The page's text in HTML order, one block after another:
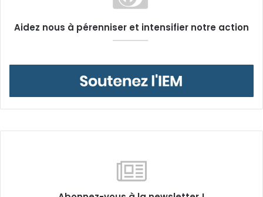
Aidez nous à pérenniser et intensifier notre action